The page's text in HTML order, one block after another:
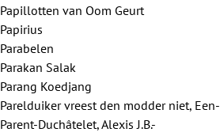
Papillotten van Oom Geurt
Papirius
Parabelen
Parakan Salak
Parang Koedjang
Parelduiker vreest den modder niet, Een-
Parent-Duchâtelet, Alexis J.B.-